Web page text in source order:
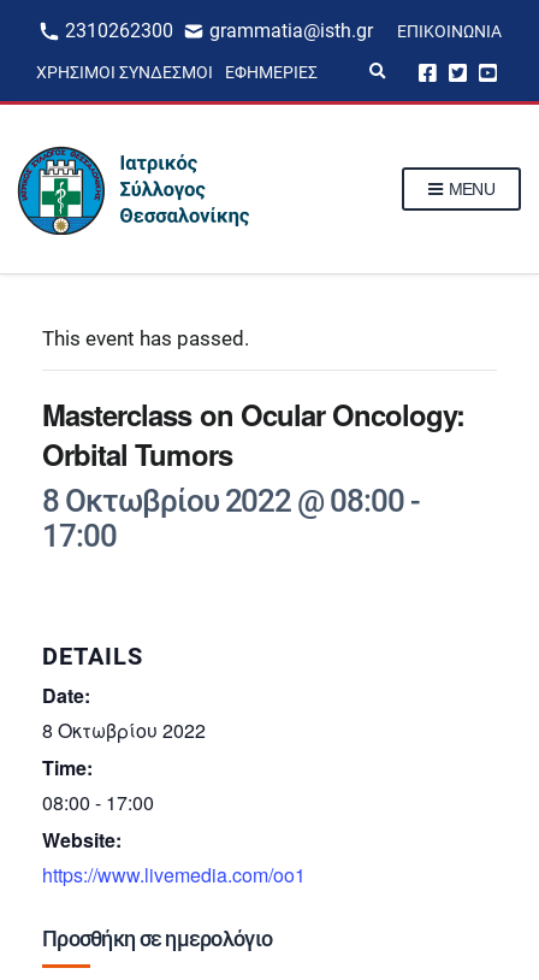
2310262300 grammatia@isth.gr ΕΠΙΚΟΙΝΩΝΊΑ
ΧΡΉΣΙΜΟΙ ΣΎΝΔΕΣΜΟΙ ΕΦΗΜΕΡΊΕΣ
p
MENU
This event has passed.
Masterclass on Ocular Oncology:
Orbital Tumors
8 Οκτωβρίου 2022 @ 08:00 -
17:00
DETAILS
Date:
8 Οκτωβρίου 2022
Time:
08:00 - 17:00
Website:
https://www.livemedia.com/oo1
Προσθήκη σε ημερολόγιο